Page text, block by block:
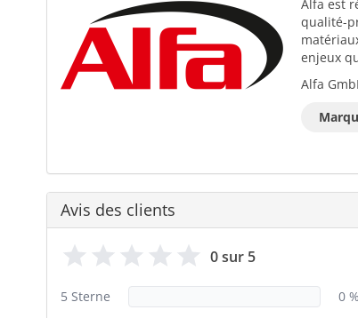
Alfa est
qualité-
enjeux
Alfa
Avis des clients
0 sur 5
5 Sterne
0 %